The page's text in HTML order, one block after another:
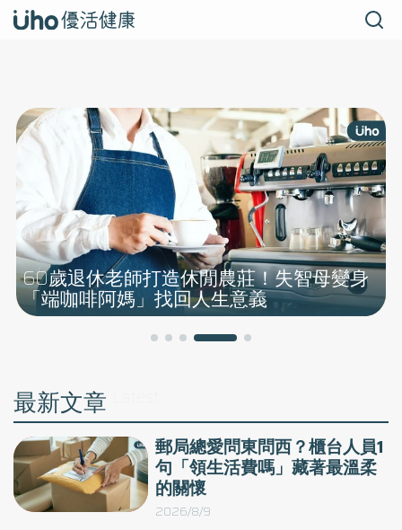
60歲退休老師打造休閒農莊！失智母變身
「端咖啡阿媽」找回人生意義
最新文章
郵局總愛問東問西？櫃台人員1
句「領生活費嗎」藏著最溫柔
的關懷
2026/8/9